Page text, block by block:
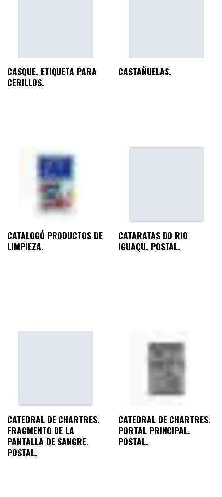
CASQUE. ETIQUETA PARA
CERILLOS.
CASTAÑUELAS.
CATALOGÓ PRODUCTOS DE
LIMPIEZA.
CATARATAS DO RIO
IGUAÇU. POSTAL.
CATEDRAL DE CHARTRES.
FRAGMENTO DE LA
PANTALLA DE SANGRE.
POSTAL.
CATEDRAL DE CHARTRES.
PORTAL PRINCIPAL.
POSTAL.